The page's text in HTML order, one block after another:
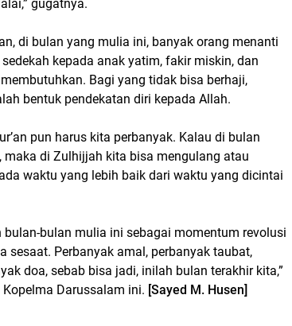
gugatnya.
di bulan yang mulia ini, banyak orang menanti
kepada anak yatim, fakir miskin, dan
Bagi yang tidak bisa berhaji,
bentuk pendekatan diri kepada Allah.
pun harus kita perbanyak. Kalau di bulan
maka di Zulhijjah kita bisa mengulang atau
waktu yang lebih baik dari waktu yang dicintai
bulan-bulan mulia ini sebagai momentum revolusi
sesaat. Perbanyak amal, perbanyak taubat,
doa, sebab bisa jadi, inilah bulan terakhir kita,”
Darussalam ini. [Sayed M. Husen]